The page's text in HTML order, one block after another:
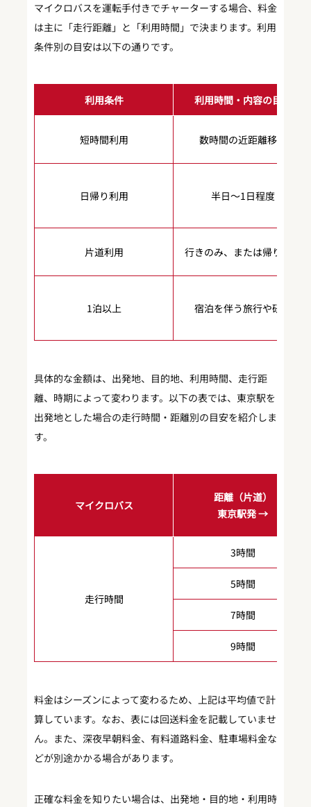
マイクロバスを運転手付きでチャーターする場合、料金
は主に「走行距離」と「利用時間」で決まります。利用
条件別の目安は以下の通りです。
利用条件 利用時間・内容の目安
短時間利用 数時間の近距離移動
日帰り利用 半日〜1日程度
片道利用 行きのみ、または帰りのみ
1泊以上 宿泊を伴う旅行や研修
具体的な金額は、出発地、目的地、利用時間、走行距
離、時期によって変わります。以下の表では、東京駅を
出発地とした場合の走行時間・距離別の目安を紹介しま
す。
マイクロバス
距離（片道）
東京駅発 →
走行時間
3時間
5時間
7時間
9時間
料金はシーズンによって変わるため、上記は平均値で計
算しています。なお、表には回送料金を記載していませ
ん。また、深夜早朝料金、有料道路料金、駐車場料金な
どが別途かかる場合があります。
正確な料金を知りたい場合は、出発地・目的地・利用時